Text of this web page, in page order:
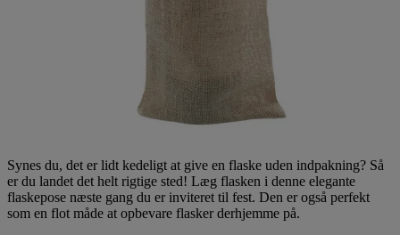
Synes du, det er lidt kedeligt at give en flaske uden indpakning? Så
er du landet det helt rigtige sted! Læg flasken i denne elegante
flaskepose næste gang du er inviteret til fest. Den er også perfekt
som en flot måde at opbevare flasker derhjemme på.